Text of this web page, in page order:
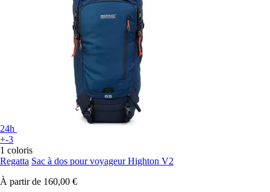
24h
+-3
1 coloris
Regatta Sac à dos pour voyageur Highton V2
À partir de 160,00 €